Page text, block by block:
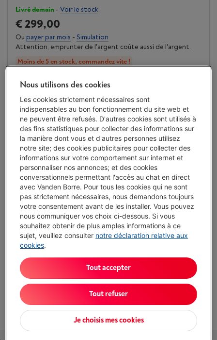
Livré demain - Voir le stock
€ 299,00
Ou payer par mois - Simulation
Attention, emprunter de l'argent coûte aussi de l'argent.
Moins de 5 en stock, commandez vite !
J'achète
Comparer
Atouts
ExtraSpace : Optimise l'espace pour plus de rangement
Technologie Crisp : Cuisson rapide et homogène des
aliments
Jet Defrost : Décongélation rapide et efficace
Absence de plateau tournant
Afficher toutes les caractéristiques
Existe également dans d'autres couleurs
Nous utilisons des cookies
Les cookies strictement nécessaires sont
indispensables au bon fonctionnement du site web et
ne peuvent être refusés. D'autres cookies sont utilisés à
des fins statistiques pour collecter des informations sur
la manière dont vous et d'autres personnes utilisez
notre site; des cookies publicitaires pour collecter des
informations sur votre comportement sur internet et
personnaliser nos annonces; et des cookies
conversationnels permettant l'accès au chat en direct
avec Vanden Borre. Pour tous les cookies qui ne sont
pas strictement nécessaires, nous demandons toujours
votre consentement avant de les installer. Vous pouvez
nous communiquer vos choix ci-dessous. Si vous
souhaitez obtenir de plus amples informations à ce
sujet, veuillez consulter notre déclaration relative aux
cookies.
Je choisis mes cookies
Tout refuser
Tout accepter